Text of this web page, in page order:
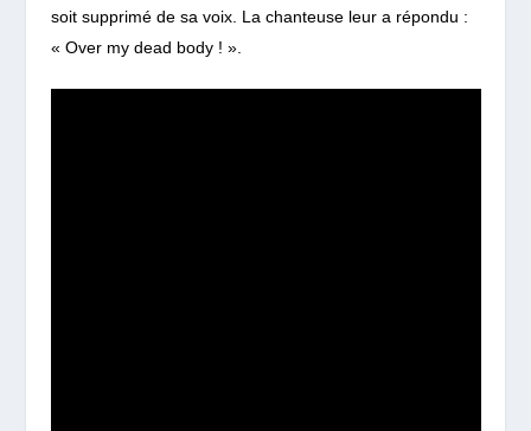
soit supprimé de sa voix. La chanteuse leur a répondu :
« Over my dead body ! ».